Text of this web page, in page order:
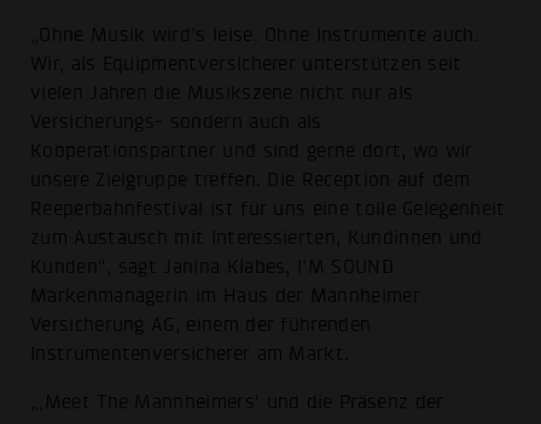
„Ohne Musik wird’s leise. Ohne Instrumente auch.
Wir, als Equipmentversicherer unterstützen seit
vielen Jahren die Musikszene nicht nur als
Versicherungs- sondern auch als
Kooperationspartner und sind gerne dort, wo wir
unsere Zielgruppe treffen. Die Reception auf dem
Reeperbahnfestival ist für uns eine tolle Gelegenheit
zum Austausch mit Interessierten, Kundinnen und
Kunden“, sagt Janina Klabes, I’M SOUND
Markenmanagerin im Haus der Mannheimer
Versicherung AG, einem der führenden
Instrumentenversicherer am Markt.
„‚Meet The Mannheimers‘ und die Präsenz der